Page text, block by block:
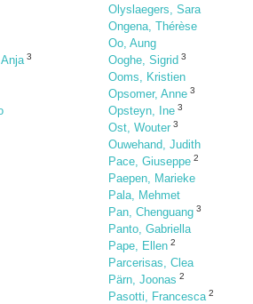
3
Olyslaegers, Sara
Ongena, Thérèse
Oo, Aung
Ooghe, Sigrid 3
Ooms, Kristien
Opsomer, Anne 3
Opsteyn, Ine 3
Ost, Wouter 3
Ouwehand, Judith
Pace, Giuseppe 2
Paepen, Marieke
Pala, Mehmet
Pan, Chenguang 3
Panto, Gabriella
Pape, Ellen 2
Parcerisas, Clea
Pärn, Joonas 2
Pasotti, Francesca 2